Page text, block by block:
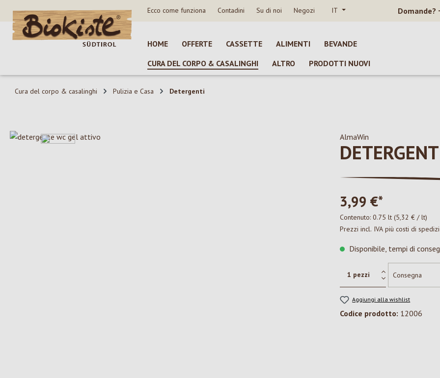
al contenuto principale
Salta alla ricerca
Passa alla navigazione principale Ecco come funziona Contadini Su di noi Negozi IT Domande?
HOME OFFERTE CASSETTE ALIMENTI
BEVANDE
CURA DEL CORPO & CASALINGHI
ALTRO PRODOTTI NUOVI
Cura del corpo & casalinghi Pulizia e Casa Detergenti
Salta la galleria di immagini AlmaWin
3,99 €*
Contenuto: 0.75 lt (5,32 € / lt)
Prezzi incl. IVA più costi di
Disponibile, tempi di
Aggiungi alla wishlist
Codice prodotto: 12006